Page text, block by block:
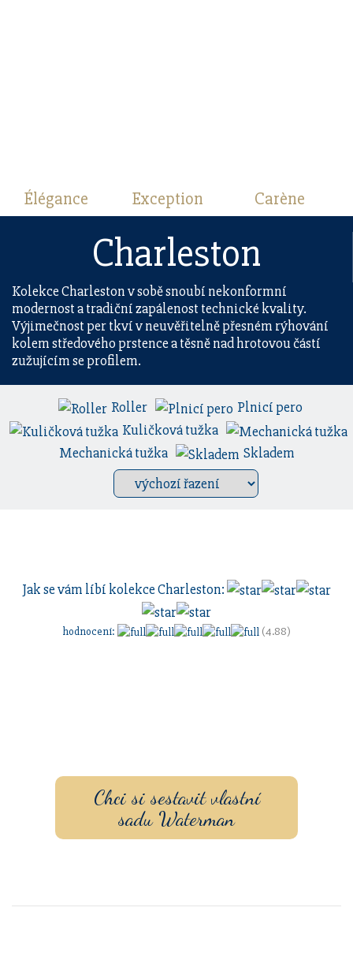
Élégance Exception Carène
Charleston
Kolekce Charleston v sobě snoubí nekonformní
modernost a tradiční zapálenost technické kvality.
Výjimečnost per tkví v neuvěřitelně přesném rýhování
kolem středového prstence a těsně nad hrotovou částí
zužujícím se profilem.
Roller
Plnicí pero
Kuličková tužka
Mechanická tužka
Skladem
Jak se vám líbí kolekceCharleston:
hodnocení: (4.88)
Chci si sestavit vlastní
sadu Waterman